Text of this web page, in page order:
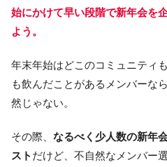
始にかけて早い段階で新年会を
よう。
年末年始はどこのコミュニティ
も飲んだことがあるメンバーな
然じゃない。
その際、 なるべく少人数の新年
スト だけど、不自然なメンバー